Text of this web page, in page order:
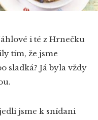
i té z Hrnečku
tím, že jsme
sladká? Já byla vždy
jsme k snídani